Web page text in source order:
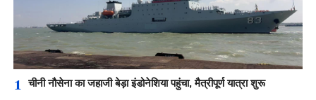
1 चीनी नौसेना का जहाजी बेड़ा इंडोनेशिया पहुंचा, मैत्रीपूर्ण यात्रा शुरू